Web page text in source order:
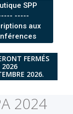
SPP
-----
aux
FERMÉS
2026
2026.
2024